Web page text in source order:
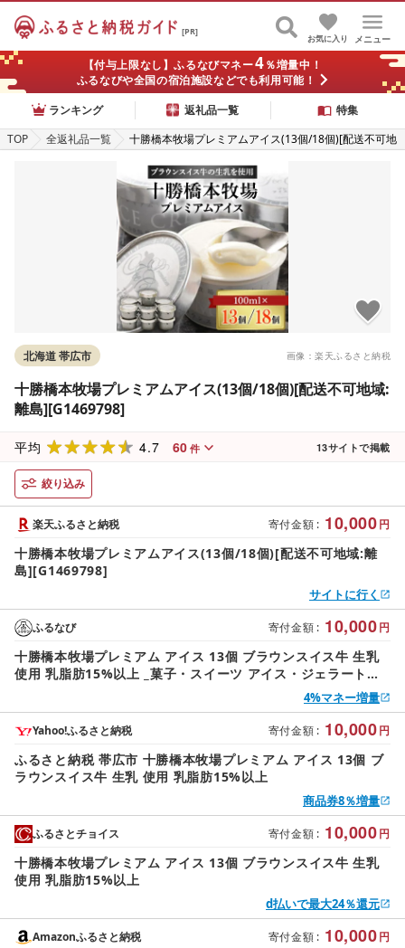
[PR]
メニュー
お気に入り
【付与上限なし】ふるなびマネー4％増量中！
ふるなびや全国の宿泊施設などでも利用可能！
ランキング
返礼品一覧
特集
TOP
全返礼品一覧
十勝橋本牧場プレミアムアイス(13個/18個)[配送不可地
画像：楽天ふるさと納税
北海道 帯広市
十勝橋本牧場プレミアムアイス(13個/18個)[配送不可地域:
離島][G1469798]
平均 4.7 60 件 13サイトで掲載
絞り込み
寄付金額 : 10,000円
楽天ふるさと納税
十勝橋本牧場プレミアムアイス(13個/18個)[配送不可地域:離
島][G1469798]
サイトに行く
寄付金額 : 10,000円
ふるなび
十勝橋本牧場プレミアム アイス 13個 ブラウンスイス牛 生乳
使用 乳脂肪15%以上 _菓子・スイーツ アイス・ジェラート
4%マネー増量
寄付金額 : 10,000円
Yahoo!ふるさと納税
ふるさと納税 帯広市 十勝橋本牧場プレミアム アイス 13個 ブ
ラウンスイス牛 生乳 使用 乳脂肪15%以上
商品券8％増量
寄付金額 : 10,000円
ふるさとチョイス
十勝橋本牧場プレミアム アイス 13個 ブラウンスイス牛 生乳
使用 乳脂肪15%以上
d払いで最大24％還元
寄付金額 : 10,000円
Amazonふるさと納税